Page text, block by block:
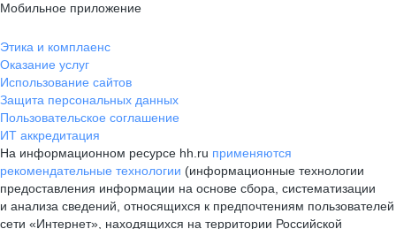
Мобильное приложение
Этика и комплаенс
Оказание услуг
Использование сайтов
Защита персональных данных
Пользовательское соглашение
ИТ аккредитация
На информационном ресурсе hh.ru применяются
рекомендательные технологии (информационные технологии
предоставления информации на основе сбора, систематизации
и анализа сведений, относящихся к предпочтениям пользователей
сети «Интернет», находящихся на территории Российской